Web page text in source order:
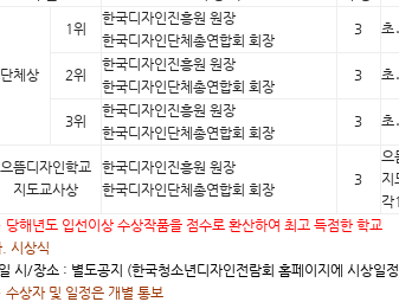
단체상
1위
한국디자인진흥원 원장
한국디자인단체총연합회 회장
3 초
2위
한국디자인진흥원 원장
한국디자인단체총연합회 회장
3 초
3위
한국디자인진흥원 원장
한국디자인단체총연합회 회장
3 초
으뜸디자인학교
지도교사상
한국디자인진흥원 원장
한국디자인단체총연합회 회장
3
으
지
각
해년도 입선이상 수상작품을 점수로 환산하여 최고 득점한 학교
시상식
시/장소 : 별도공지 (한국청소년디자인전람회 홈페이지에 시상일
상자 및 일정은 개별 통보